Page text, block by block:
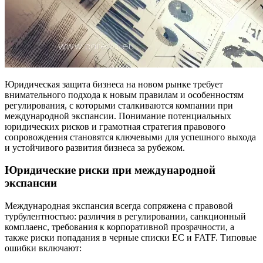
Юридическая защита бизнеса на новом рынке требует
внимательного подхода к новым правилам и особенностям
регулирования, с которыми сталкиваются компании при
международной экспансии. Понимание потенциальных
юридических рисков и грамотная стратегия правового
сопровождения становятся ключевыми для успешного выхода
и устойчивого развития бизнеса за рубежом.
Юридические риски при международной
экспансии
Международная экспансия всегда сопряжена с правовой
турбулентностью: различия в регулировании, санкционный
комплаенс, требования к корпоративной прозрачности, а
также риски попадания в черные списки ЕС и FATF. Типовые
ошибки включают: